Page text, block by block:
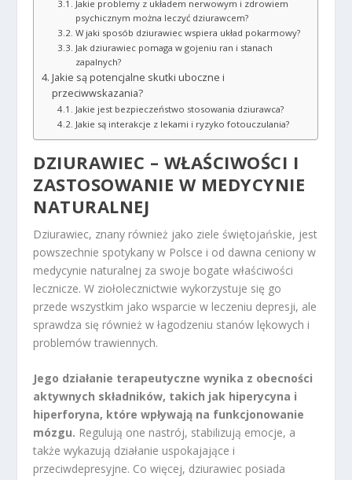
Jakie problemy z układem nerwowym i zdrowiem
psychicznym można leczyć dziurawcem?
W jaki sposób dziurawiec wspiera układ pokarmowy?
Jak dziurawiec pomaga w gojeniu ran i stanach
zapalnych?
Jakie są potencjalne skutki uboczne i
przeciwwskazania?
Jakie jest bezpieczeństwo stosowania dziurawca?
Jakie są interakcje z lekami i ryzyko fotouczulania?
DZIURAWIEC – WŁAŚCIWOŚCI I
ZASTOSOWANIE W MEDYCYNIE
NATURALNEJ
Dziurawiec, znany również jako ziele świętojańskie, jest
powszechnie spotykany w Polsce i od dawna ceniony w
medycynie naturalnej za swoje bogate właściwości
lecznicze. W ziołolecznictwie wykorzystuje się go
przede wszystkim jako wsparcie w leczeniu depresji, ale
sprawdza się również w łagodzeniu stanów lękowych i
problemów trawiennych.
Jego działanie terapeutyczne wynika z obecności
aktywnych składników, takich jak hiperycyna i
hiperforyna, które wpływają na funkcjonowanie
mózgu. Regulują one nastrój, stabilizują emocje, a
także wykazują działanie uspokajające i
przeciwdepresyjne. Co więcej, dziurawiec posiada